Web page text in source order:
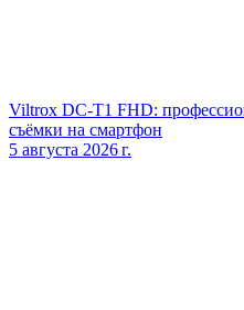
Viltrox DC‑T1 FHD:
съёмки на смартфон
5 августа 2026 г.